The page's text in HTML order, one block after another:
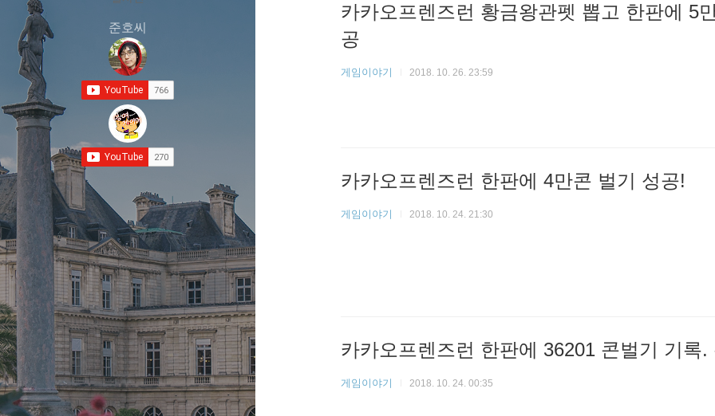
준호씨
카카오프렌즈런 황금왕관펫 뽑고 한판에 5
공
게임이야기 2018. 10. 26. 23:59
카카오프렌즈런 한판에 4만콘 벌기 성공!
게임이야기 2018. 10. 24. 21:30
카카오프렌즈런 한판에 36201 콘벌기 기록.
게임이야기 2018. 10. 24. 00:35